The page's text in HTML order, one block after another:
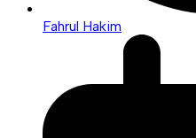
Fahrul Hakim